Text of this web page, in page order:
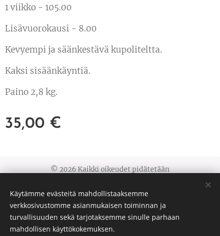
1 viikko - 105.00
Lisävuorokausi - 8.00
Kevyempi ja säänkestävä kupoliteltta.
Kaksi sisäänkäyntiä.
Paino 2,8 kg.
35,00 €
© 2026 Kaikki oikeudet pidätetään
Kielet
Suomi
English Deutsch
Käytämme evästeitä mahdollistaaksemme
verkkosivustomme asianmukaisen toiminnan ja
turvallisuuden sekä tarjotaksemme sinulle parhaan
mahdollisen käyttökokemuksen.